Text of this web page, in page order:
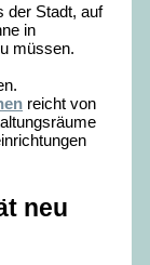
der Stadt, auf
in
müssen.
reicht von
neu